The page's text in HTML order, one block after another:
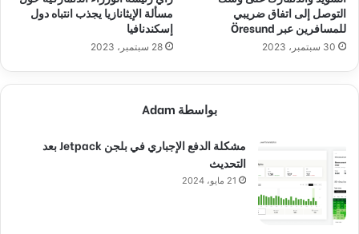
التوصل إلى اتفاق ضريبي
للمسافرين عبر Öresund
30 سبتمبر، 2023
مسألة الإيثانازيا يجذب انتباه دول
إسكندنافيا
28 سبتمبر، 2023
بواسطة Adam
مشكلة الدفع الإجباري في بلجن Jetpack بعد
التحديث
21 مايو، 2024